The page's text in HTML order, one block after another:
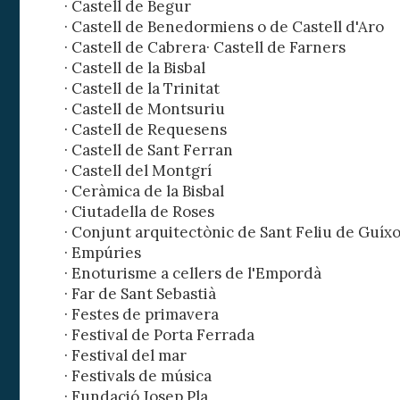
· Castell de Begur
· Castell de Benedormiens o de Castell d'Aro
· Castell de Cabrera· Castell de Farners
· Castell de la Bisbal
· Castell de la Trinitat
· Castell de Montsuriu
· Castell de Requesens
· Castell de Sant Ferran
· Castell del Montgrí
· Ceràmica de la Bisbal
· Ciutadella de Roses
· Conjunt arquitectònic de Sant Feliu de
· Empúries
· Enoturisme a cellers de l'Empordà
· Far de Sant Sebastià
· Festes de primavera
· Festival de Porta Ferrada
· Festival del mar
· Festivals de música